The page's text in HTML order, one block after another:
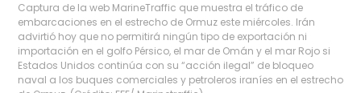
Captura de la web MarineTraffic que muestra el tráfico de
embarcaciones en el estrecho de Ormuz este miércoles. Irán
advirtió hoy que no permitirá ningún tipo de exportación ni
importación en el golfo Pérsico, el mar de Omán y el mar Rojo si
Estados Unidos continúa con su “acción ilegal” de bloqueo
naval a los buques comerciales y petroleros iraníes en el estrecho